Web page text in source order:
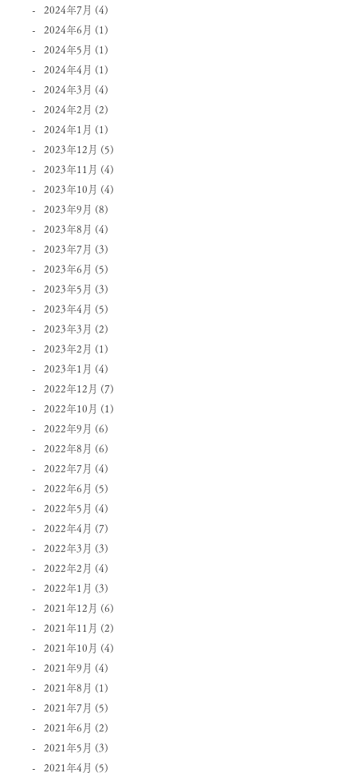
2024年7月 (4)
2024年6月 (1)
2024年5月 (1)
2024年4月 (1)
2024年3月 (4)
2024年2月 (2)
2024年1月 (1)
2023年12月 (5)
2023年11月 (4)
2023年10月 (4)
2023年9月 (8)
2023年8月 (4)
2023年7月 (3)
2023年6月 (5)
2023年5月 (3)
2023年4月 (5)
2023年3月 (2)
2023年2月 (1)
2023年1月 (4)
2022年12月 (7)
2022年10月 (1)
2022年9月 (6)
2022年8月 (6)
2022年7月 (4)
2022年6月 (5)
2022年5月 (4)
2022年4月 (7)
2022年3月 (3)
2022年2月 (4)
2022年1月 (3)
2021年12月 (6)
2021年11月 (2)
2021年10月 (4)
2021年9月 (4)
2021年8月 (1)
2021年7月 (5)
2021年6月 (2)
2021年5月 (3)
2021年4月 (5)